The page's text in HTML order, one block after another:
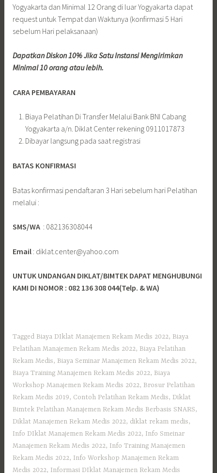
Yogyakarta dan Minimal 12 Orang di luar Yogyakarta dapat
request untuk Tempat dan Waktunya (konfirmasi 5 Hari
sebelum Hari pelaksanaan)
Dapatkan Diskon 10% Jika Satu Instansi Mengirimkan
Minimal 10 orang atau lebih.
CARA PEMBAYARAN
Biaya Pelatihan Di Transfer Melalui Bank BNI Cabang
Yogyakarta a/n. Diklat Center rekening 0911017873
Dibayar langsung pada saat registrasi
BATAS KONFIRMASI
Batas konfirmasi pendaftaran 3 Hari sebelum hari Pelatihan
melalui :
SMS/WA : 082136308044
Email : diklat.center@yahoo.com
UNTUK UNDANGAN DIKLAT/BIMTEK DAPAT MENGHUBUNGI
KAMI DI NOMOR : 082 136 308 044(Telp. & WA)
Tagged Biaya DIklat Manajemen Rekam Medis 2022, Biaya
Pelatihan Manajemen Rekam Medis 2022, Biaya Pelatihan
Rekam Medis, Biaya Seminar Manajemen Rekam Medis 2022,
Biaya Training Manajemen Rekam Medis 2022, Biaya
Workshop Manajemen Rekam Medis 2022, Brosur Pelatihan
Rekam Medis 2019, Contoh Pelatihan Rekam Medis,Diklat
Bimtek Pelatihan Manajemen Rekam Medis Berbasis SNARS,
Diklat Manajemen Rekam Medis 2022, diklat rekam medis,
Info DIklat Manajemen Rekam Medis 2022, Info Smeinar
Manajemen Rekam Medis 2022, Info Training Manajemen
Rekam Medis 2022, Info Workshop Manajemen Rekam
Medis 2022, Informasi DIklat Manajemen Rekam Medis